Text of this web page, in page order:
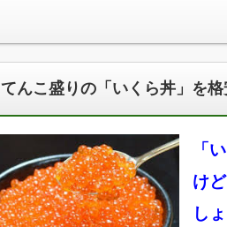
てんこ盛りの「いくら丼」を
「
け
し